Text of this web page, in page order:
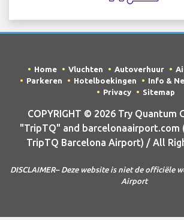
Home Vluchten Autoverhuur
Parkeren
Hotelboekingen Info &
Privacy
Sitemap
COPYRIGHT © 2026 Try Quantum
"TripTQ" and barcelonaairport.com
TripTQ Barcelona Airport) / All
DISCLAIMER– Deze website is niet de officiële
Airport